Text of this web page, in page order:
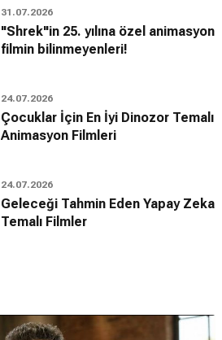
31.07.2026
"Shrek"in 25. yılına özel animasyon
filmin bilinmeyenleri!
24.07.2026
Çocuklar İçin En İyi Dinozor Temalı
Animasyon Filmleri
24.07.2026
Geleceği Tahmin Eden Yapay Zeka
Temalı Filmler